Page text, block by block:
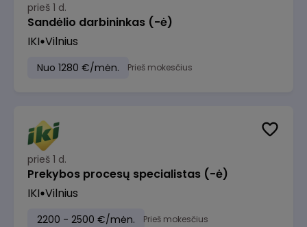
prieš 1 d.
Sandėlio darbininkas (-ė)
IKI Vilnius
Nuo 1280 €/mėn. Prieš mokesčius
prieš 1 d.
Prekybos procesų specialistas (-ė)
IKI Vilnius
2200 - 2500 €/mėn. Prieš mokesčius